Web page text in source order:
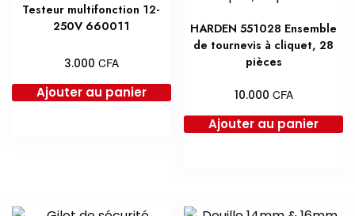
Testeur multifonction 12-
250V 660011
3.000 CFA
Ajouter au panier
HARDEN 551028 Ensemble
de tournevis à cliquet, 28
pièces
10.000 CFA
Ajouter au panier